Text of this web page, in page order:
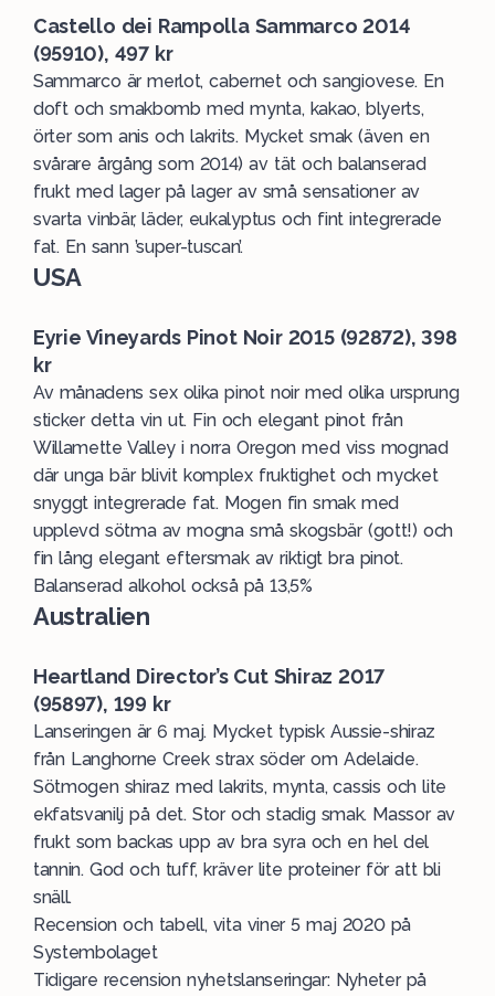
Castello dei Rampolla Sammarco 2014
(95910), 497 kr
Sammarco är merlot, cabernet och sangiovese. En
doft och smakbomb med mynta, kakao, blyerts,
örter som anis och lakrits. Mycket smak (även en
svårare årgång som 2014) av tät och balanserad
frukt med lager på lager av små sensationer av
svarta vinbär, läder, eukalyptus och fint integrerade
fat. En sann ’super-tuscan’.
USA
Eyrie Vineyards Pinot Noir 2015 (92872), 398
kr
Av månadens sex olika pinot noir med olika ursprung
sticker detta vin ut. Fin och elegant pinot från
Willamette Valley i norra Oregon med viss mognad
där unga bär blivit komplex fruktighet och mycket
snyggt integrerade fat. Mogen fin smak med
upplevd sötma av mogna små skogsbär (gott!) och
fin lång elegant eftersmak av riktigt bra pinot.
Balanserad alkohol också på 13,5%
Australien
Heartland Director’s Cut Shiraz 2017
(95897), 199 kr
Lanseringen är 6 maj. Mycket typisk Aussie-shiraz
från Langhorne Creek strax söder om Adelaide.
Sötmogen shiraz med lakrits, mynta, cassis och lite
ekfatsvanilj på det. Stor och stadig smak. Massor av
frukt som backas upp av bra syra och en hel del
tannin. God och tuff, kräver lite proteiner för att bli
snäll.
Recension och tabell, vita viner 5 maj 2020 på
Systembolaget
Tidigare recension nyhetslanseringar: Nyheter på